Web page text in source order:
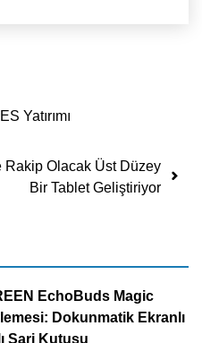
Yatırımı
Rakip Olacak Üst Düzey
Bir Tablet Geliştiriyor
EchoBuds Magic
Dokunmatik Ekranlı
Şarj Kutusu